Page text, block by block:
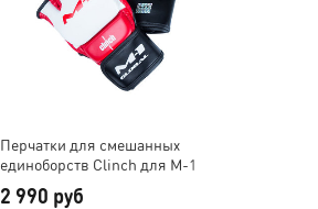
Перчатки для смешанных
единоборств Clinch для M-1
Global
2 990 руб